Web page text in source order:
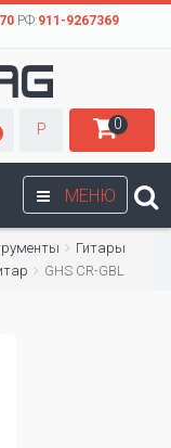
РФ:911-9267369
Р 0
МЕНЮ
Гитары
GHS CR-GBL